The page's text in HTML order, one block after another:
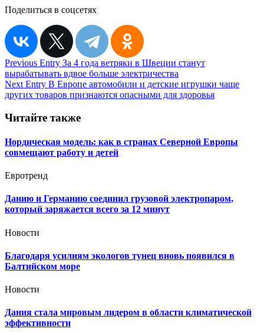
Поделиться в соцсетях
Навигация
по
записям
Previous Entry За 4 года ветряки в Швеции станут
вырабатывать вдвое больше электричества
Next Entry В Европе автомобили и детские игрушки чаще
других товаров признаются опасными для здоровья
Читайте также
Нордическая модель: как в странах Северной Европы
совмещают работу и детей
Евротренд
Данию и Германию соединил грузовой электропаром,
который заряжается всего за 12 минут
Новости
Благодаря усилиям экологов тунец вновь появился в
Балтийском море
Новости
Дания стала мировым лидером в области климатической
эффективности